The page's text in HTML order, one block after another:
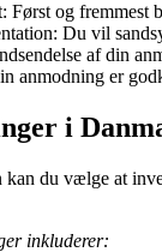
Først og
Du vil
af din
anmodning er
i
du vælge at
inkluderer: